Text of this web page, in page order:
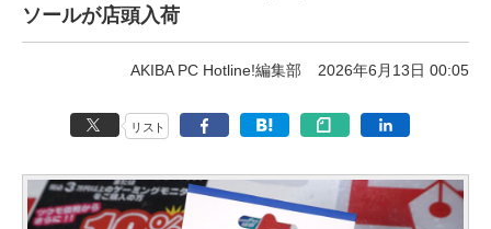
ソールが店頭入荷
AKIBA PC Hotline!編集部 2026年6月13日 00:05
リスト